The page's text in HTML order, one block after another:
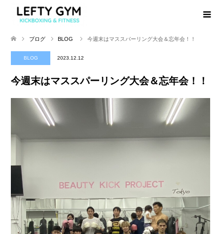
ブログ BLOG 今週末はマススパーリング大会＆忘年会！！
BLOG 2023.12.12
今週末はマススパーリング大会＆忘年会！！